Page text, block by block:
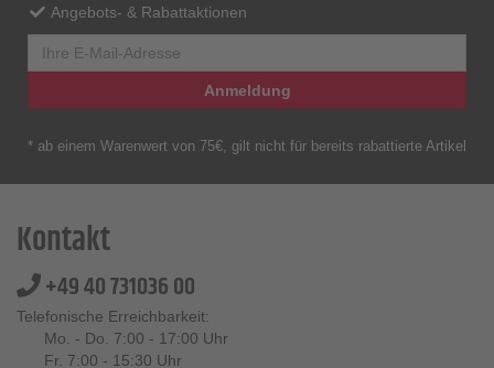
Angebots- & Rabattaktionen
Anmeldung
* ab einem Warenwert von 75€, gilt nicht für bereits rabattierte Artikel
Kontakt
+49 40 731036 00
Telefonische Erreichbarkeit:
Mo. - Do. 7:00 - 17:00 Uhr
Fr. 7:00 - 15:30 Uhr